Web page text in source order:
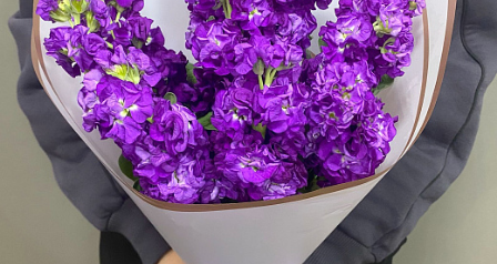
БЫСТРАЯ ПОКУПКА
Я принимаю Политику конфиденциальности и
Правила использования сайта ФЛАВЭЛЬ. Мы не
продаем ваши данные и храним их в безопасности